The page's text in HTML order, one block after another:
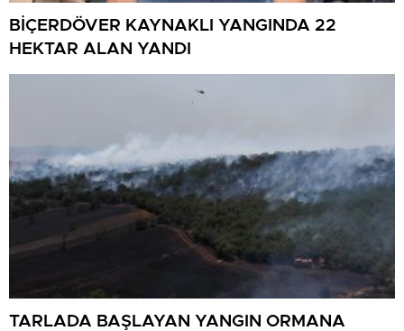
BİÇERDÖVER KAYNAKLI YANGINDA 22
HEKTAR ALAN YANDI
TARLADA BAŞLAYAN YANGIN ORMANA